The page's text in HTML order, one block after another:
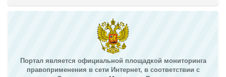
Портал является официальной площадкой мониторинга
правоприменения в сети Интернет, в соответствии с